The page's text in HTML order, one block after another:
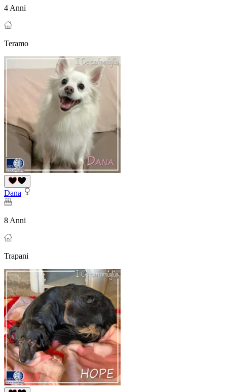
4 Anni
Teramo
Dana
8 Anni
Trapani